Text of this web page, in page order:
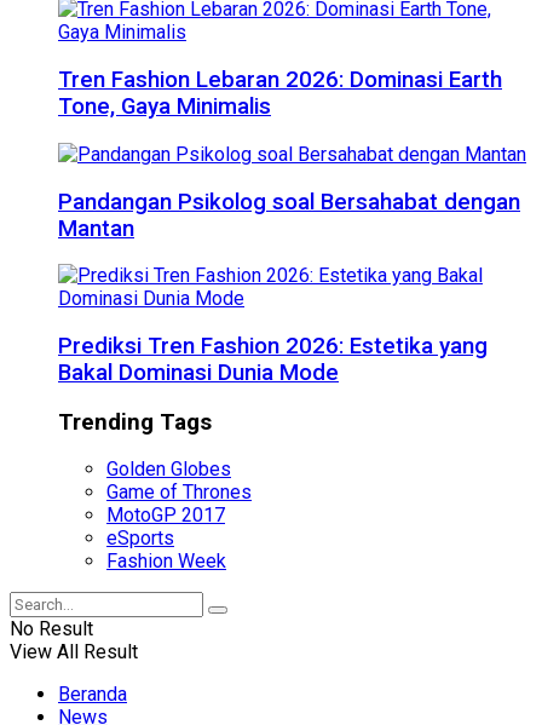
Tren Fashion Lebaran 2026: Dominasi Earth
Tone, Gaya Minimalis
Pandangan Psikolog soal Bersahabat dengan
Mantan
Prediksi Tren Fashion 2026: Estetika yang
Bakal Dominasi Dunia Mode
Trending Tags
Golden Globes
Game of Thrones
MotoGP 2017
eSports
Fashion Week
No Result
View All Result
Beranda
News